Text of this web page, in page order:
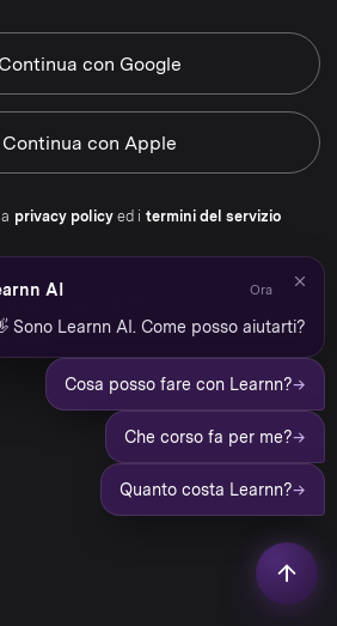
Continua con Google
Continua con Apple
privacy policy ed i termini del servizio
tuo account Learnn
AI Ora
Sono Learnn AI. Come posso aiutarti?
Cosa posso fare con Learnn?→
Che corso fa per me?→
Quanto costa Learnn?→